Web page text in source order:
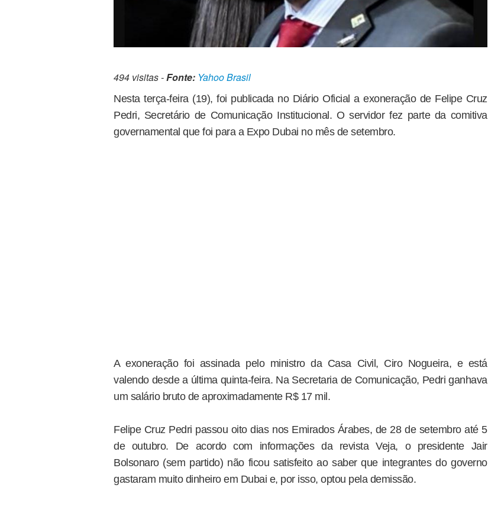
494 visitas -Fonte: Yahoo Brasil
Nesta terça-feira (19), foi publicada no Diário Oficial a exoneração de Felipe Cruz
Pedri, Secretário de Comunicação Institucional. O servidor fez parte da comitiva
governamental que foi para a Expo Dubai no mês de setembro.
A exoneração foi assinada pelo ministro da Casa Civil, Ciro Nogueira, e está
valendo desde a última quinta-feira. Na Secretaria de Comunicação, Pedri ganhava
um salário bruto de aproximadamente R$ 17 mil.
Felipe Cruz Pedri passou oito dias nos Emirados Árabes, de 28 de setembro até 5
de outubro. De acordo com informações da revista Veja, o presidente Jair
Bolsonaro (sem partido) não ficou satisfeito ao saber que integrantes do governo
gastaram muito dinheiro em Dubai e, por isso, optou pela demissão.